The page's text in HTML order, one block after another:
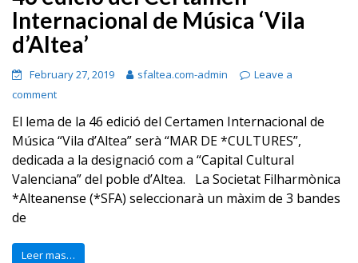
Internacional de Música ‘Vila
d’Altea’
February 27, 2019 sfaltea.com-admin
Leave a
comment
El lema de la 46 edició del Certamen Internacional de
Música “Vila d’Altea” serà “MAR DE *CULTURES”,
dedicada a la designació com a “Capital Cultural
Valenciana” del poble d’Altea. La Societat Filharmònica
*Alteanense (*SFA) seleccionarà un màxim de 3 bandes
de
Leer mas…